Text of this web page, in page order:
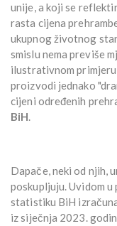
unije, a koji se
rasta cijena
ukupnog životnog
smislu nema previše
ilustrativnom
proizvodi jednako
cijeni određenih
BiH.
Dapače, neki od njih,
poskupljuju. Uvidom
statistiku BiH
iz siječnja 2023.